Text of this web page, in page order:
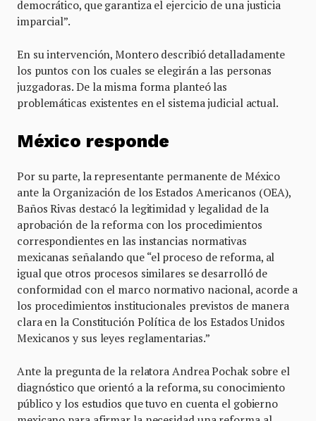
democrático, que garantiza el ejercicio de una justicia
imparcial”.
En su intervención, Montero describió detalladamente
los puntos con los cuales se elegirán a las personas
juzgadoras. De la misma forma planteó las
problemáticas existentes en el sistema judicial actual.
México responde
Por su parte, la representante permanente de México
ante la Organización de los Estados Americanos (OEA),
Baños Rivas destacó la legitimidad y legalidad de la
aprobación de la reforma con los procedimientos
correspondientes en las instancias normativas
mexicanas señalando que “el proceso de reforma, al
igual que otros procesos similares se desarrolló de
conformidad con el marco normativo nacional, acorde a
los procedimientos institucionales previstos de manera
clara en la Constitución Política de los Estados Unidos
Mexicanos y sus leyes reglamentarias.”
Ante la pregunta de la relatora Andrea Pochak sobre el
diagnóstico que orientó a la reforma, su conocimiento
público y los estudios que tuvo en cuenta el gobierno